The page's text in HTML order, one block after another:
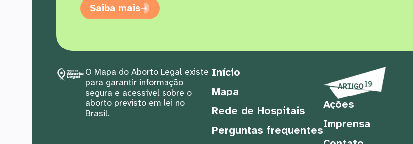
Saiba mais
O Mapa do Aborto Legal existe
para garantir informação
segura e acessível sobre o
aborto previsto em lei no
Brasil.
Início
Mapa
Rede de Hospitais
Perguntas frequentes
Ações
Imprensa